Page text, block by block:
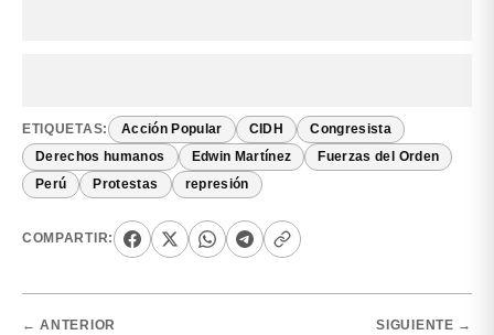
ETIQUETAS: Acción Popular CIDH Congresista
Derechos humanos Edwin Martínez Fuerzas del Orden
Perú Protestas represión
COMPARTIR:
← ANTERIOR SIGUIENTE →